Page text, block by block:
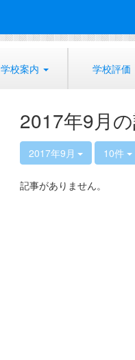
学校案内 学校評価
2017年9月
2017年9月 10件
記事がありません。